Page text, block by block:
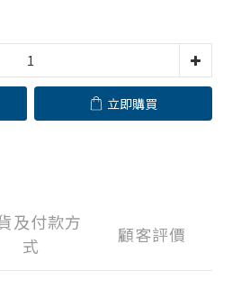
立即購買
及付款方
式
顧客評價